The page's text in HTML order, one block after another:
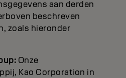
aan derden
beschreven
zoals hieronder
Onze
Kao Corporation in